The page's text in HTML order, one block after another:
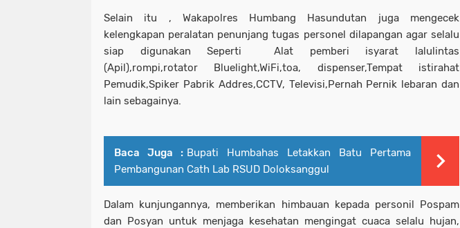
Selain itu , Wakapolres Humbang Hasundutan juga mengecek
kelengkapan peralatan penunjang tugas personel dilapangan agar selalu
siap digunakan Seperti Alat pemberi isyarat lalulintas
(Apil),rompi,rotator Bluelight,WiFi,toa, dispenser,Tempat istirahat
Pemudik,Spiker Pabrik Addres,CCTV, Televisi,Pernah Pernik lebaran dan
lain sebagainya.
Baca Juga : Bupati Humbahas Letakkan Batu Pertama
Pembangunan Cath Lab RSUD Doloksanggul
Dalam kunjungannya, memberikan himbauan kepada personil Pospam
dan Posyan untuk menjaga kesehatan mengingat cuaca selalu hujan,